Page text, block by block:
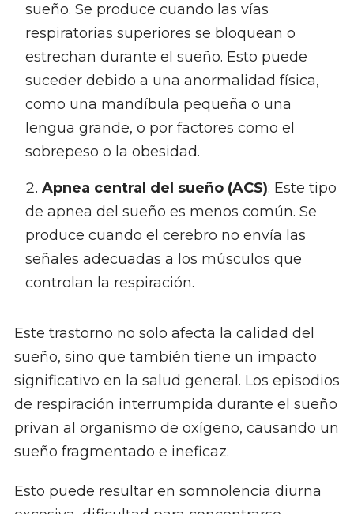
sueño. Se produce cuando las vías
respiratorias superiores se bloquean o
estrechan durante el sueño. Esto puede
suceder debido a una anormalidad física,
como una mandíbula pequeña o una
lengua grande, o por factores como el
sobrepeso o la obesidad.
Apnea central del sueño (ACS): Este tipo
de apnea del sueño es menos común. Se
produce cuando el cerebro no envía las
señales adecuadas a los músculos que
controlan la respiración.
Este trastorno no solo afecta la calidad del
sueño, sino que también tiene un impacto
significativo en la salud general. Los episodios
de respiración interrumpida durante el sueño
privan al organismo de oxígeno, causando un
sueño fragmentado e ineficaz.
Esto puede resultar en somnolencia diurna